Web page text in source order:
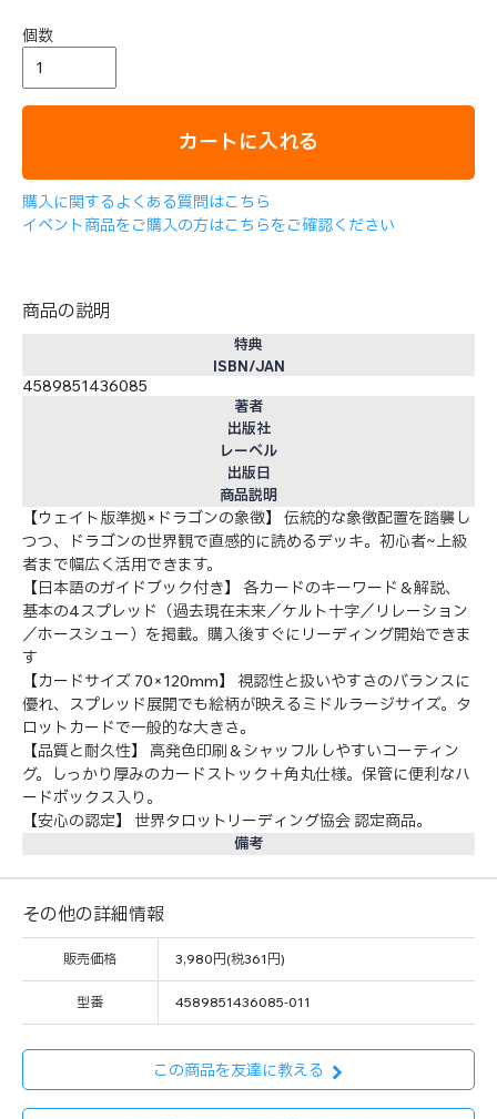
個数
カートに入れる
購入に関するよくある質問はこちら
イベント商品をご購入の方はこちらをご確認ください
商品の説明
特典
ISBN/JAN
4589851436085
著者
出版社
レーベル
出版日
商品説明
【ウェイト版準拠×ドラゴンの象徴】 伝統的な象徴配置を踏襲し
つつ、ドラゴンの世界観で直感的に読めるデッキ。初心者~上級
者まで幅広く活用できます。
【日本語のガイドブック付き】 各カードのキーワード＆解説、
基本の4スプレッド（過去現在未来／ケルト十字／リレーション
／ホースシュー）を掲載。購入後すぐにリーディング開始できま
す
【カードサイズ 70×120mm】 視認性と扱いやすさのバランスに
優れ、スプレッド展開でも絵柄が映えるミドルラージサイズ。タ
ロットカードで一般的な大きさ。
【品質と耐久性】 高発色印刷＆シャッフルしやすいコーティン
グ。しっかり厚みのカードストック＋角丸仕様。保管に便利なハ
ードボックス入り。
【安心の認定】 世界タロットリーディング協会 認定商品。
備考
その他の詳細情報
販売価格 3,980円(税361円)
型番 4589851436085-011
この商品を友達に教える